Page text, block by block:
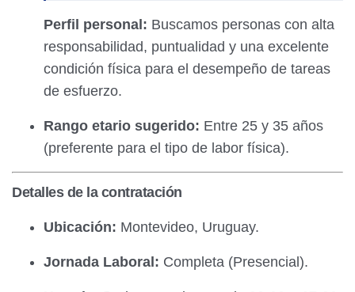
Perfil personal: Buscamos personas con alta
responsabilidad, puntualidad y una excelente
condición física para el desempeño de tareas
de esfuerzo.
Rango etario sugerido: Entre 25 y 35 años
(preferente para el tipo de labor física).
Detalles de la contratación
Ubicación: Montevideo, Uruguay.
Jornada Laboral: Completa (Presencial).